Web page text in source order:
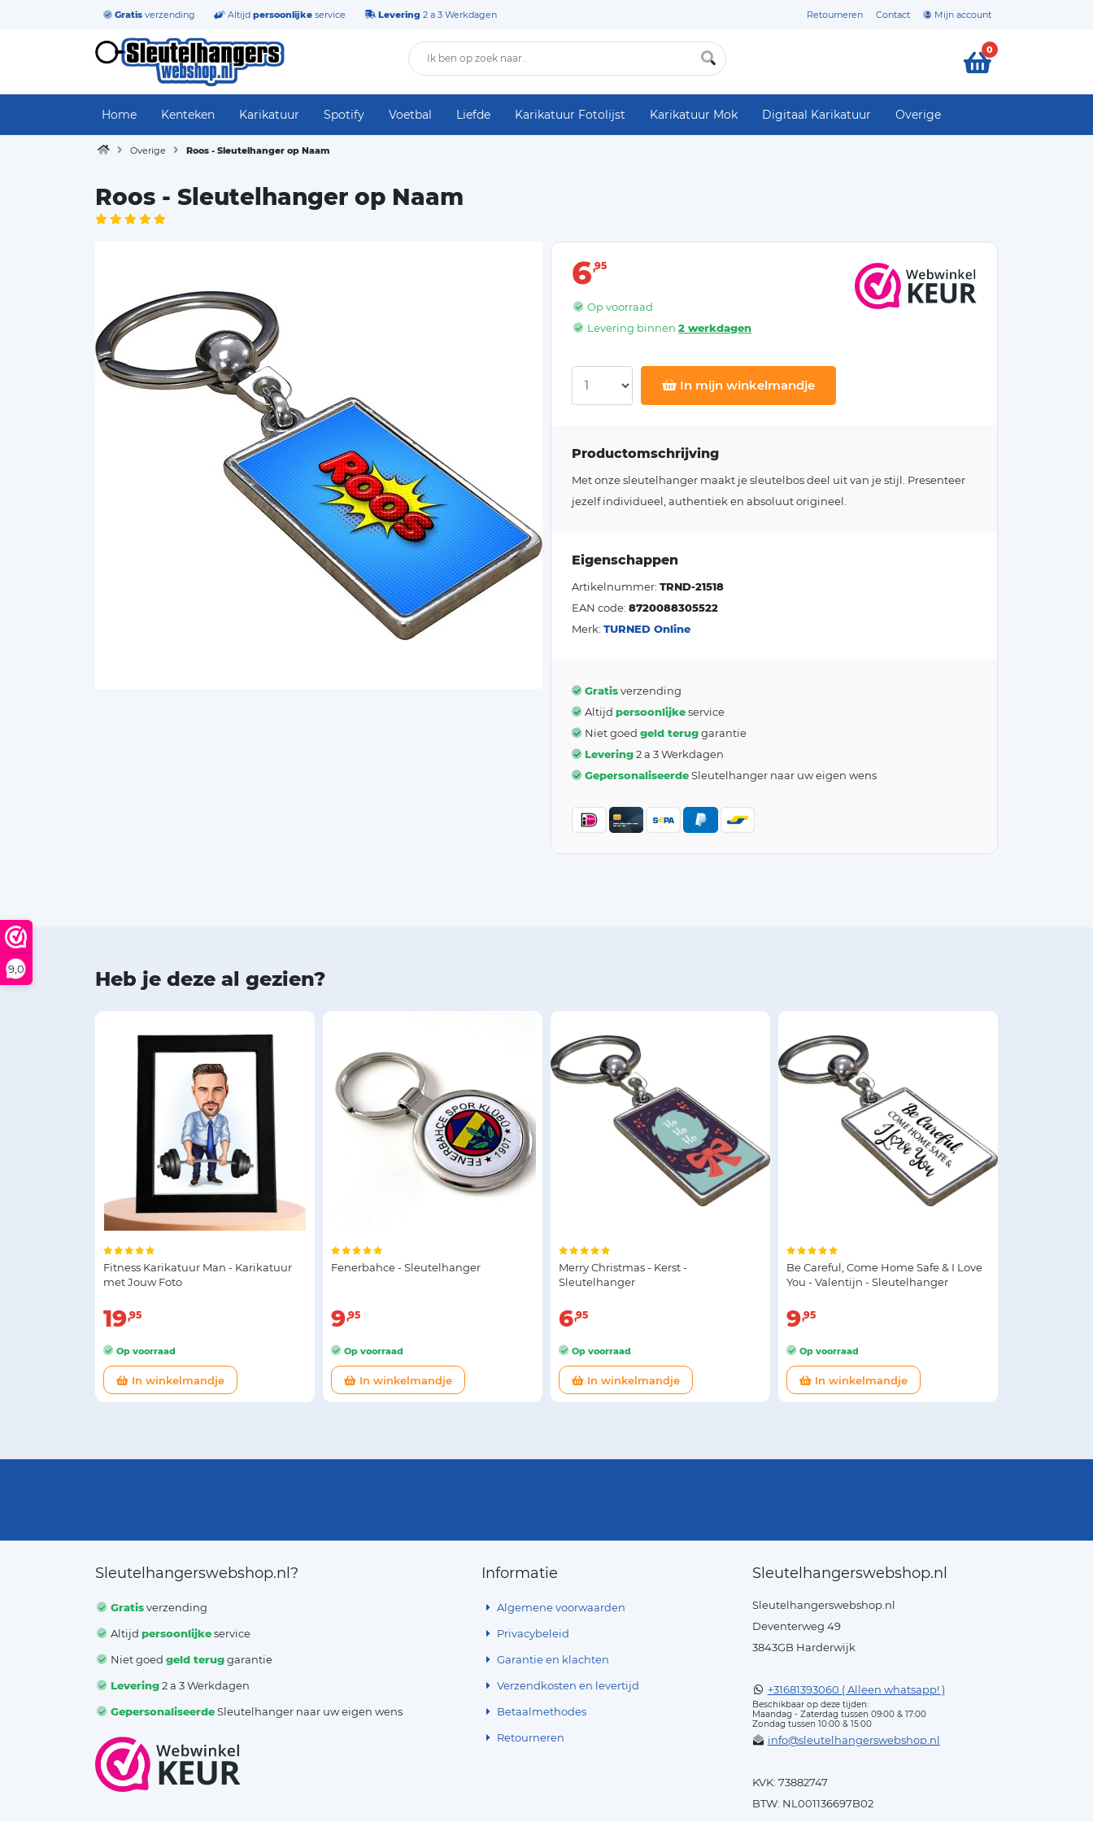
9,0
Gratis verzending Altijd persoonlijke service Levering 2 a 3 Werkdagen Retourneren Contact Mijn account
0
Home Kenteken Karikatuur Spotify Voetbal Liefde Karikatuur Fotolijst Karikatuur Mok Digitaal Karikatuur Overige
Overige Roos - Sleutelhanger op Naam
Roos - Sleutelhanger op Naam
6 95
Op voorraad
Levering binnen2 werkdagen
In mijn winkelmandje
Productomschrijving
Met onze sleutelhanger maakt je sleutelbos deel uit van je stijl. Presenteer
jezelf individueel, authentiek en absoluut origineel.
Eigenschappen
Artikelnummer: TRND-21518
EAN code: 8720088305522
Merk: TURNED Online
Gratisverzending
Altijd persoonlijkeservice
Niet goed geld teruggarantie
Levering2 a 3 Werkdagen
GepersonaliseerdeSleutelhanger naar uw eigen wens
Heb je deze al gezien?
Fitness Karikatuur Man - Karikatuur
met Jouw Foto
19 95
Op voorraad
In winkelmandje
Fenerbahce - Sleutelhanger
9 95
Op voorraad
In winkelmandje
Merry Christmas - Kerst -
Sleutelhanger
6 95
Op voorraad
In winkelmandje
Be Careful, Come Home Safe & I Love
You - Valentijn - Sleutelhanger
9 95
Op voorraad
In winkelmandje
Sleutelhangerswebshop.nl?
Gratisverzending
Altijdpersoonlijkeservice
Niet goedgeld teruggarantie
Levering2 a 3 Werkdagen
GepersonaliseerdeSleutelhanger naar uw eigen wens
Informatie
Algemene voorwaarden
Privacybeleid
Garantie en klachten
Verzendkosten en levertijd
Betaalmethodes
Retourneren
Sleutelhangerswebshop.nl
Sleutelhangerswebshop.nl
Deventerweg 49
3843GB Harderwijk
+31681393060 ( Alleen whatsapp! )
Beschikbaar op deze tijden:
Maandag - Zaterdag tussen 09:00 & 17:00
Zondag tussen 10:00 & 15:00
info@sleutelhangerswebshop.nl
KVK: 73882747
BTW: NL001136697B02